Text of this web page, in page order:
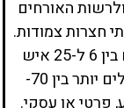
האורחים
חצרות צמודות.
החדרים הפרטיים יכולים להכיל אירועים בין 6 ל-25 איש
וחצרות המסעדה מיועדות לאירועים גדולים יותר בין 70-
פרטי או עסקי.